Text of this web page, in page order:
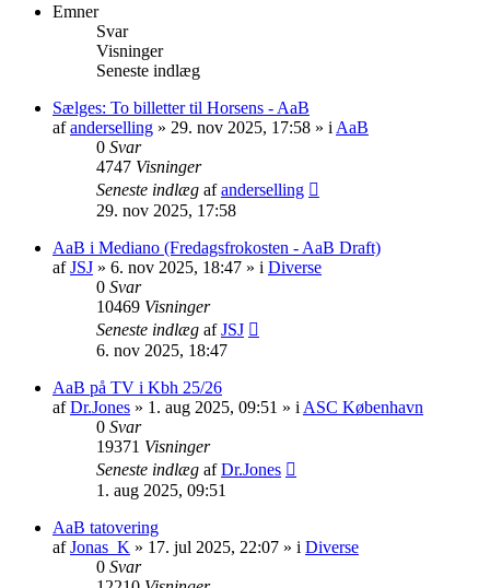
Emner
Svar
Visninger
Seneste indlæg
Sælges: To billetter til Horsens - AaB
afanderselling » 29. nov 2025, 17:58 » i AaB
0 Svar
4747 Visninger
Seneste indlæg afanderselling
29. nov 2025, 17:58
AaB i Mediano (Fredagsfrokosten - AaB Draft)
afJSJ » 6. nov 2025, 18:47 » i Diverse
0 Svar
10469 Visninger
Seneste indlæg afJSJ
6. nov 2025, 18:47
AaB på TV i Kbh 25/26
afDr.Jones » 1. aug 2025, 09:51 » i ASC København
0 Svar
19371 Visninger
Seneste indlæg afDr.Jones
1. aug 2025, 09:51
AaB tatovering
afJonas_K » 17. jul 2025, 22:07 » i Diverse
0 Svar